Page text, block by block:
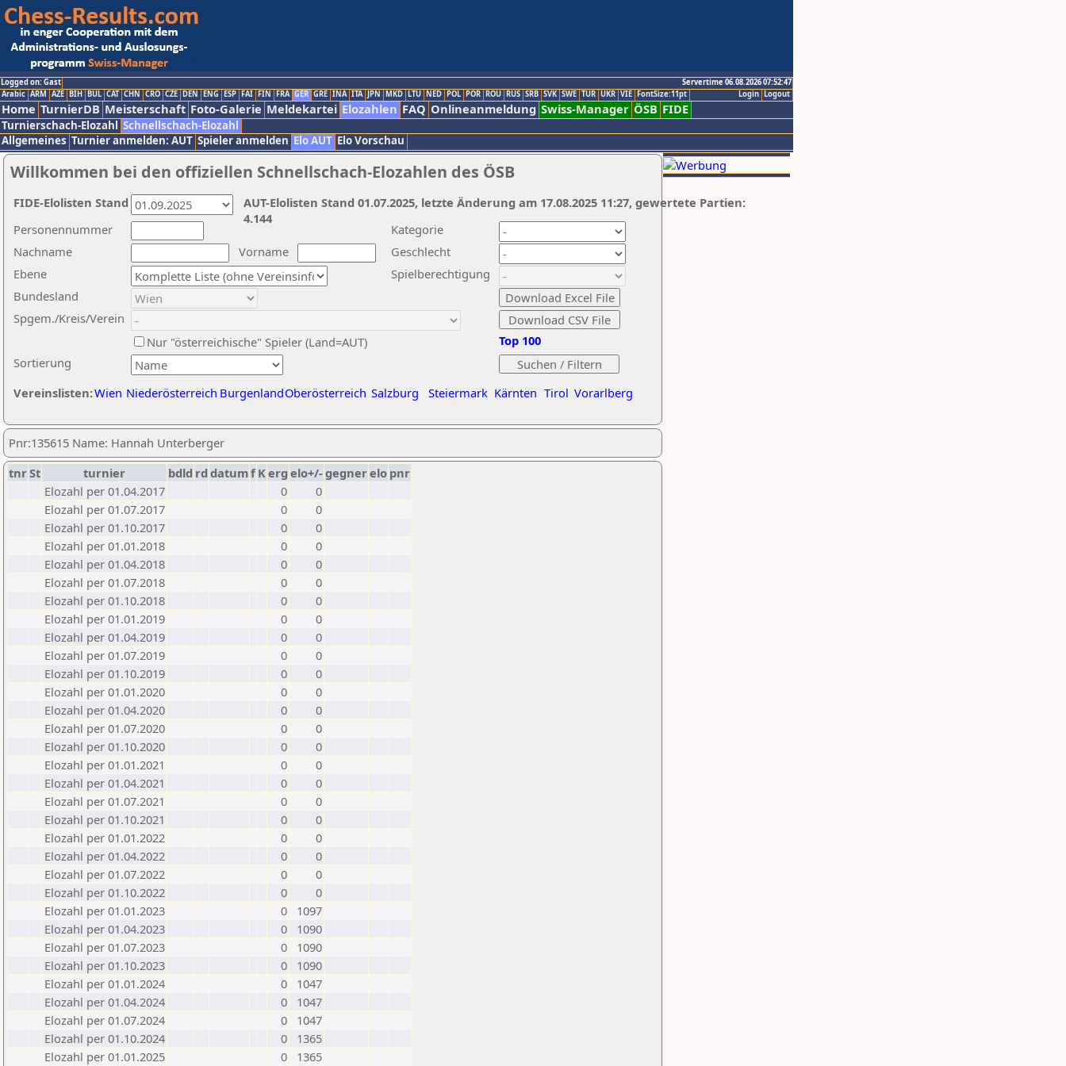
Logged on: Gast
Servertime 06.08.2026 07:52:47
Logout
Login
Arabic ARM AZE BIH BUL CAT CHN CRO CZE DEN ENG ESP FAI FIN FRA GER GRE INA ITA JPN MKD LTU NED POL POR ROU RUS SRB SVK SWE TUR UKR VIE FontSize:11pt
Home TurnierDB Meisterschaft Foto-Galerie Meldekartei Elozahlen FAQ Onlineanmeldung Swiss-Manager ÖSB FIDE
Turnierschach-Elozahl Schnellschach-Elozahl
Allgemeines Turnier anmelden: AUT Spieler anmelden Elo AUT Elo Vorschau
Willkommen bei den offiziellen Schnellschach-Elozahlen des ÖSB
Nachname
Vorname
Ebene
Kategorie
Sortierung
Personennummer
Bundesland
Spgem./Kreis/Verein
Geschlecht
Nur "österreichische" Spieler (Land=AUT)
Spielberechtigung
Vereinslisten:Wien Niederösterreich BurgenlandOberösterreich Salzburg Steiermark Kärnten Tirol Vorarlberg
Top 100
AUT-Elolisten Stand 01.07.2025, letzte Änderung am 17.08.2025 11:27, gewertete Partien:
4.144
FIDE-Elolisten Stand
Pnr:135615 Name: Hannah Unterberger
tnrSt turnier bdld rd datumf Kerg elo+/-gegnerelo pnr
Elozahl per 01.04.2017
0
0
Elozahl per 01.07.2017
0
0
Elozahl per 01.10.2017
0
0
Elozahl per 01.01.2018
0
0
Elozahl per 01.04.2018
0
0
Elozahl per 01.07.2018
0
0
Elozahl per 01.10.2018
0
0
Elozahl per 01.01.2019
0
0
Elozahl per 01.04.2019
0
0
Elozahl per 01.07.2019
0
0
Elozahl per 01.10.2019
0
0
Elozahl per 01.01.2020
0
0
Elozahl per 01.04.2020
0
0
Elozahl per 01.07.2020
0
0
Elozahl per 01.10.2020
0
0
Elozahl per 01.01.2021
0
0
Elozahl per 01.04.2021
0
0
Elozahl per 01.07.2021
0
0
Elozahl per 01.10.2021
0
0
Elozahl per 01.01.2022
0
0
Elozahl per 01.04.2022
0
0
Elozahl per 01.07.2022
0
0
Elozahl per 01.10.2022
0
0
Elozahl per 01.01.2023
0
1097
Elozahl per 01.04.2023
0
1090
Elozahl per 01.07.2023
0
1090
Elozahl per 01.10.2023
0
1090
Elozahl per 01.01.2024
0
1047
Elozahl per 01.04.2024
0
1047
Elozahl per 01.07.2024
0
1047
Elozahl per 01.10.2024
0
1365
Elozahl per 01.01.2025
0 1365